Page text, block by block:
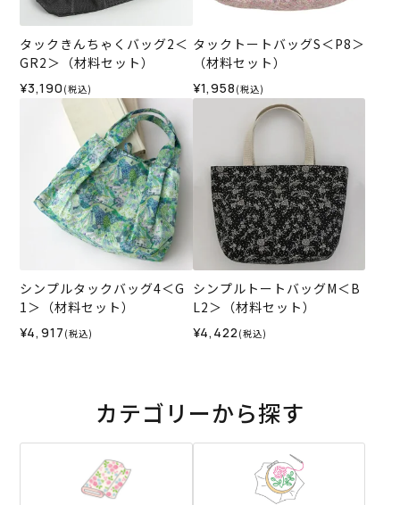
タックきんちゃくバッグ2＜
GR2＞（材料セット）
¥3,190 (税込)
タックトートバッグS＜P8＞
（材料セット）
¥1,958 (税込)
シンプルタックバッグ4＜G
1＞（材料セット）
¥4,917 (税込)
シンプルトートバッグM＜B
L2＞（材料セット）
¥4,422 (税込)
カテゴリーから探す